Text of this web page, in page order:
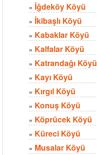
» İğdeköy Köyü
» İkibaşlı Köyü
» Kabaklar Köyü
» Kalfalar Köyü
» Katrandağı Köyü
» Kayı Köyü
» Kırgıl Köyü
» Konuş Köyü
» Köprücek Köyü
» Küreci Köyü
» Musalar Köyü